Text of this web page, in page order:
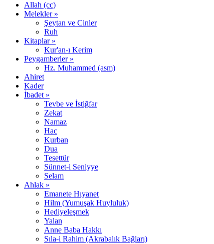
Allah (cc)
Melekler »
Şeytan ve Cinler
Ruh
Kitaplar »
Kur'an-ı Kerim
Peygamberler »
Hz. Muhammed (asm)
Ahiret
Kader
İbadet »
Tevbe ve İstiğfar
Zekat
Namaz
Hac
Kurban
Dua
Tesettür
Sünnet-i Seniyye
Selam
Ahlak »
Emanete Hıyanet
Hilm (Yumuşak Huyluluk)
Hediyeleşmek
Yalan
Anne Baba Hakkı
Sıla-i Rahim (Akrabalık Bağları)